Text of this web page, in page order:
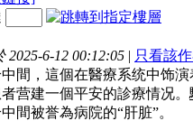
2025-6-12 00:12:05 | 只看該
間，這個在醫療系统中饰
营建一個平安的診療情况。
間被誉為病院的“肝脏”。